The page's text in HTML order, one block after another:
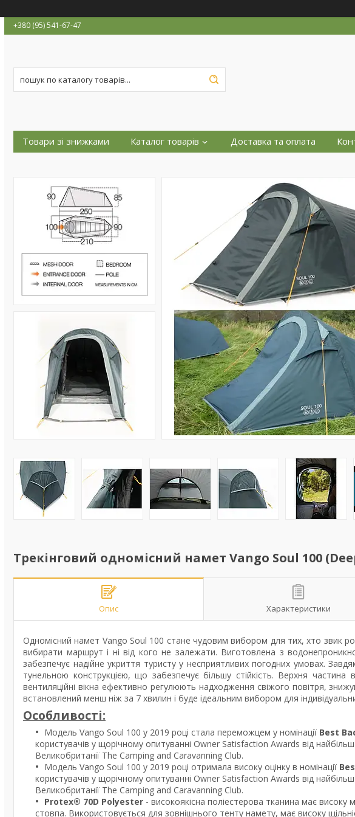
+380 (95) 541-67-47
Товари зі знижками Каталог товарів Доставка та оплата
Трекінговий одномісний намет Vango Soul 100
Опис Характеристики
Одномісний намет Vango Soul 100 стане чудовим вибором для тих, хто звик
вибирати маршрут і ні від кого не залежати. Виготовлена з
забезпечує надійне укриття туристу у несприятливих погодних умовах.
тунельною конструкцією, що забезпечує більшу стійкість. Верхня частина
вентиляційні вікна ефективно регулюють надходження свіжого повітря,
встановлений менш ніж за 7 хвилин і буде ідеальним вибором для
Особливості:
Модель Vango Soul 100 у 2019 році стала переможцем у номінації Best
користувачів у щорічному опитуванні Owner Satisfaction Awards від
Великобританії The Camping and Caravanning Club.
Модель Vango Soul 100 у 2019 році отримала високу оцінку в номінації
користувачів у щорічному опитуванні Owner Satisfaction Awards від
Великобританії The Camping and Caravanning Club.
Protex® 70D Polyester - високоякісна поліестерова тканина має високу
стовпа. Використовується для зовнішнього тенту намету, має високу